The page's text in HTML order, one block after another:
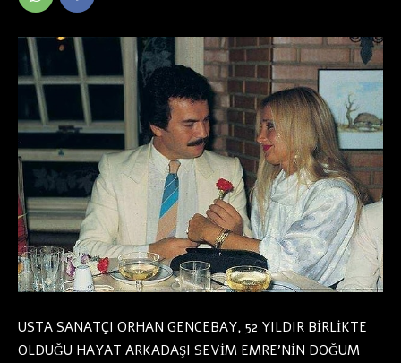
USTA SANATÇI ORHAN GENCEBAY, 52 YILDIR BİRLİKTE
OLDUĞU HAYAT ARKADAŞI SEVİM EMRE’NİN DOĞUM